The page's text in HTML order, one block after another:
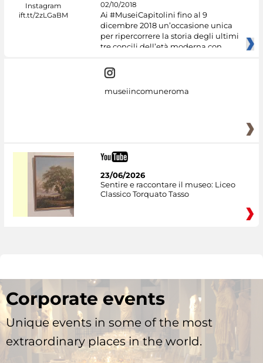
02/10/2018
Ai #MuseiCapitolini fino al 9
dicembre 2018 un’occasione unica
per ripercorrere la storia degli ultimi
tre concili dell’età moderna con
museiincomuneroma
23/06/2026
Sentire e raccontare il museo: Liceo
Classico Torquato Tasso
Corporate events
Unique events in some of the most
extraordinary places in the world.